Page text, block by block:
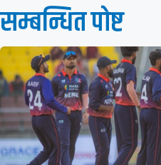
सम्बन्धित पाेष्ट